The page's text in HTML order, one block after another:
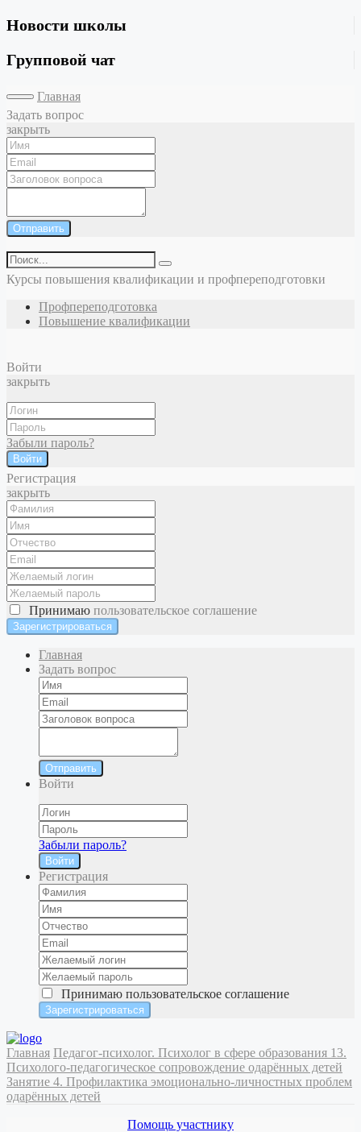
Новости школы
Групповой чат
Главная
Задать вопрос
закрыть
Отправить
Курсы повышения квалификации и профпереподготовки
Профпереподготовка
Повышение квалификации
Войти
закрыть
Забыли пароль?
Войти
Регистрация
закрыть
Принимаю пользовательское соглашение
Главная
Задать вопрос
Отправить
Войти
Забыли пароль?
Войти
Регистрация
Принимаю пользовательское соглашение
Главная Педагог-психолог. Психолог в сфере образования 13.
Психолого-педагогическое сопровождение одарённых детей
Занятие 4. Профилактика эмоционально-личностных проблем
одарённых детей
Помощь участнику